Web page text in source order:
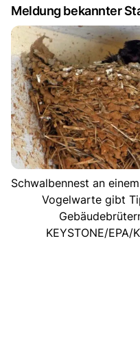
Meldung bekannter
Schwalbennest an
Vogelwarte gibt
KEYSTONE/EPA/